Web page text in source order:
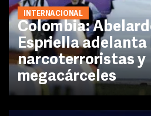
INTERNACIONAL
Colombia:
Espriella adelanta
narcoterroristas y
megacárceles